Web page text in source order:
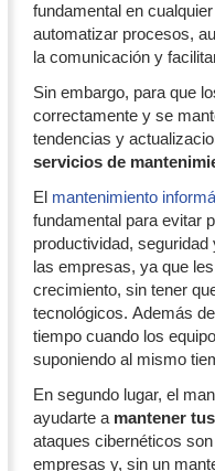
fundamental en
automatizar procesos,
la comunicación y
Sin embargo, para que
correctamente y se
tendencias y
servicios de
El mantenimiento
fundamental para evitar
productividad,
las empresas, ya que
crecimiento, sin tener
tecnológicos. Además
tiempo cuando los
suponiendo al mismo
En segundo lugar, el
ayudarte a mantener
ataques cibernéticos
empresas y, sin un